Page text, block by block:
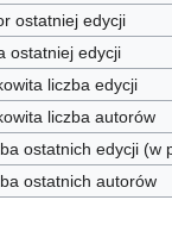
ostatniej edycji
ostatniej edycji
liczba edycji
liczba autorów
ostatnich edycji (w
ostatnich autorów